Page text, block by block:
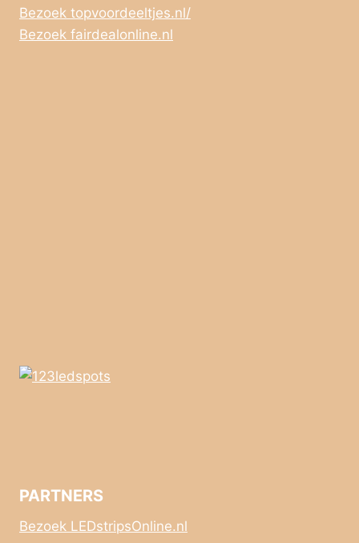
Bezoek topvoordeeltjes.nl/
Bezoek fairdealonline.nl
PARTNERS
Bezoek LEDstripsOnline.nl